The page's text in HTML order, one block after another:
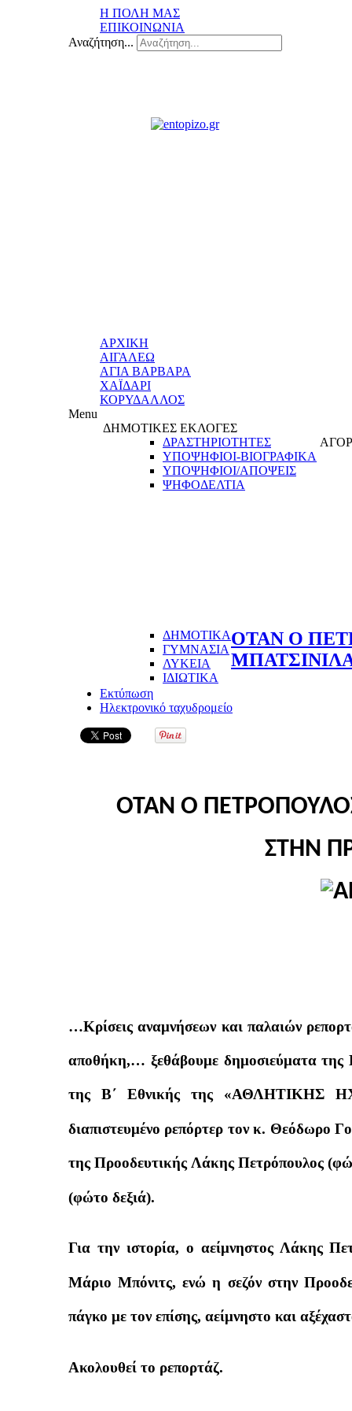
Η ΠΟΛΗ ΜΑΣ
ΕΠΙΚΟΙΝΩΝΙΑ
Αναζήτηση...
ΑΡΧΙΚΗ
ΑΙΓΑΛΕΩ
ΑΓΙΑ ΒΑΡΒΑΡΑ
ΧΑΪΔΑΡΙ
ΚΟΡΥΔΑΛΛΟΣ
Menu
ΔΗΜΟΤΙΚΕΣ ΕΚΛΟΓΕΣ
ΔΡΑΣΤΗΡΙΟΤΗΤΕΣ
ΥΠΟΨΗΦΙΟΙ-ΒΙΟΓΡΑΦΙΚΑ
ΥΠΟΨΗΦΙΟΙ/ΑΠΟΨΕΙΣ
ΨΗΦΟΔΕΛΤΙΑ
ΔΗΜΟΤΙΚΑ
ΓΥΜΝΑΣΙΑ
ΛΥΚΕΙΑ
ΙΔΙΩΤΙΚΑ
ΟΤΑΝ Ο
Εκτύπωση
Ηλεκτρονικό ταχυδρομείο
ΟΤΑΝ Ο
ΣΤΗΝ
…Κρίσεις αναμνήσεων και παλαιών
αποθήκη,… ξεθάβουμε δημοσιεύματα
της Β΄ Εθνικής της «ΑΘΛΗΤΙΚΗΣ
διαπιστευμένο ρεπόρτερ τον κ. Θεόδωρο
της Προοδευτικής Λάκης Πετρόπουλος
(φώτο δεξιά).
Για την ιστορία, ο αείμνηστος Λάκης
Μάριο Μπόνιτς, ενώ η σεζόν στην
πάγκο με τον επίσης, αείμνηστο και
Ακολουθεί το ρεπορτάζ.